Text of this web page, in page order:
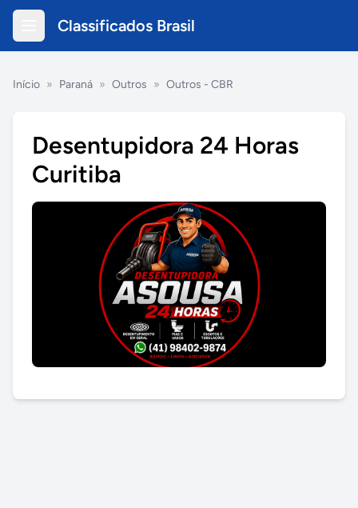
Classificados Brasil
Início » Paraná » Outros » Outros - CBR
Desentupidora 24 Horas
Curitiba